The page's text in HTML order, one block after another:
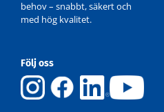
behov – snabbt, säkert och
med hög kvalitet.
Följ oss